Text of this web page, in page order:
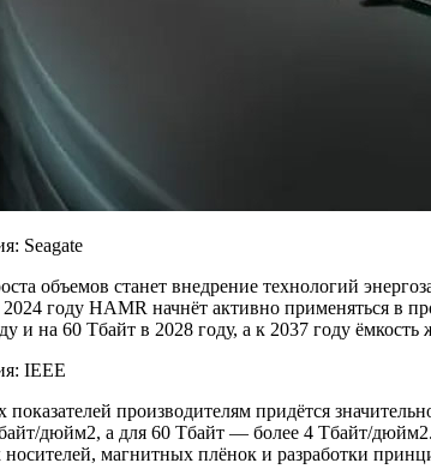
Seagate
объемов станет внедрение технологий
году HAMR начнёт активно применяться в
и на 60 Тбайт в 2028 году, а к 2037 году
IEEE
производителям придётся
дюйм2, а для 60 Тбайт — более 4 Тбайт/
магнитных плёнок и разработки